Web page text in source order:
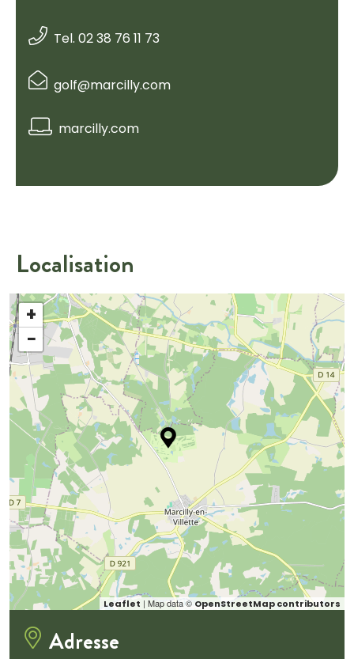
Tel. 02 38 76 11 73
golf@marcilly.com
marcilly.com
Localisation
+
−
Leaflet | Map data © OpenStreetMap contributors
Adresse